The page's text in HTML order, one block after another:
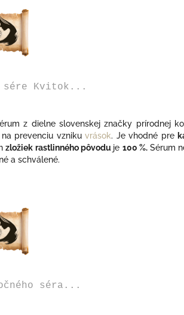
sére Kvitok...
z dielne slovenskej značky prírodnej
prevenciu vznikuvrások. Jevhodné pre
zložiek rastlinného pôvodu je 100 %. Sérum
a schválené.
séra...